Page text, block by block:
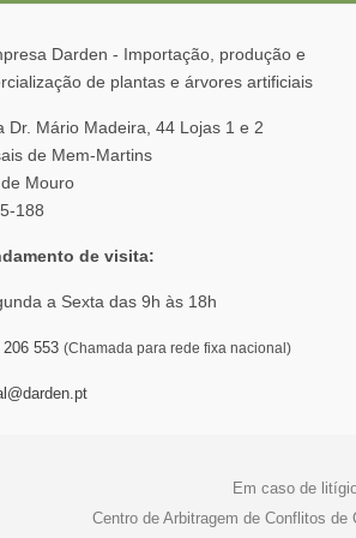
Dr. Mário Madeira, 44 Lojas 1 e 2
de Mem-Martins
Mouro
188
de visita:
a Sexta das 9h às 18h
206 553 (Chamada para rede fixa nacional)
Em caso de
Centro de Arbitragem de Conflitos